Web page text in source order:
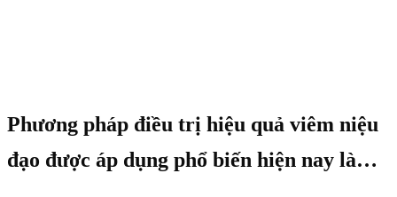
Phương pháp điều trị hiệu quả viêm niệu
đạo được áp dụng phổ biến hiện nay là…